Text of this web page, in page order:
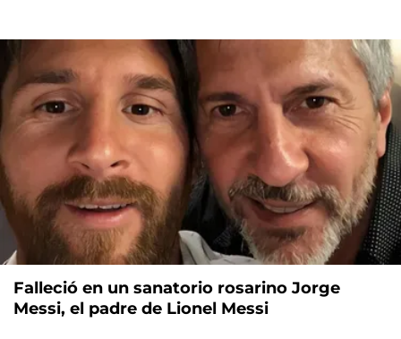
Falleció en un sanatorio rosarino Jorge
Messi, el padre de Lionel Messi